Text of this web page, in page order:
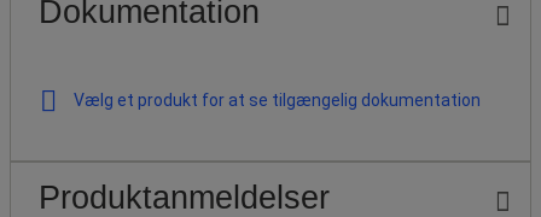
Dokumentation
Vælg et produkt for at se tilgængelig dokumentation
Produktanmeldelser